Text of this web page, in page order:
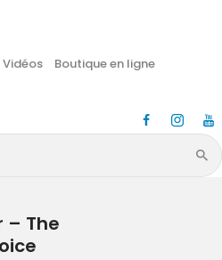
Vidéos
Boutique en ligne
en ligne
aider
– The